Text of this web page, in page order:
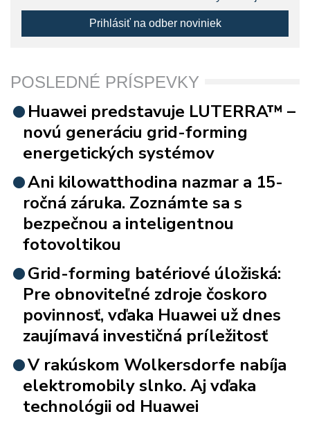
Prihlásiť na odber noviniek
POSLEDNÉ PRÍSPEVKY
Huawei predstavuje LUTERRA™ –
novú generáciu grid-forming
energetických systémov
Ani kilowatthodina nazmar a 15-
ročná záruka. Zoznámte sa s
bezpečnou a inteligentnou
fotovoltikou
Grid-forming batériové úložiská:
Pre obnoviteľné zdroje čoskoro
povinnosť, vďaka Huawei už dnes
zaujímavá investičná príležitosť
V rakúskom Wolkersdorfe nabíja
elektromobily slnko. Aj vďaka
technológii od Huawei